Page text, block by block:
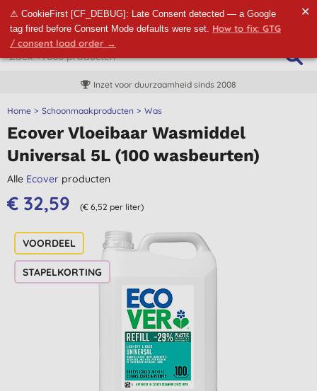
⚠ CookieFirst [CF_DEBUG]: Late Consent detected — a Google
tag fired before Consent Mode defaults were set. How to fix: GTG
/ consent load order →
✕
Inzet voor duurzaamheid sinds 2008
Home Schoonmaakproducten Was
Ecover Vloeibaar Wasmiddel
Universal 5L (100 wasbeurten)
Alle Ecover producten
€ 32,59 (€ 6,52 per liter)
STAPELKORTING